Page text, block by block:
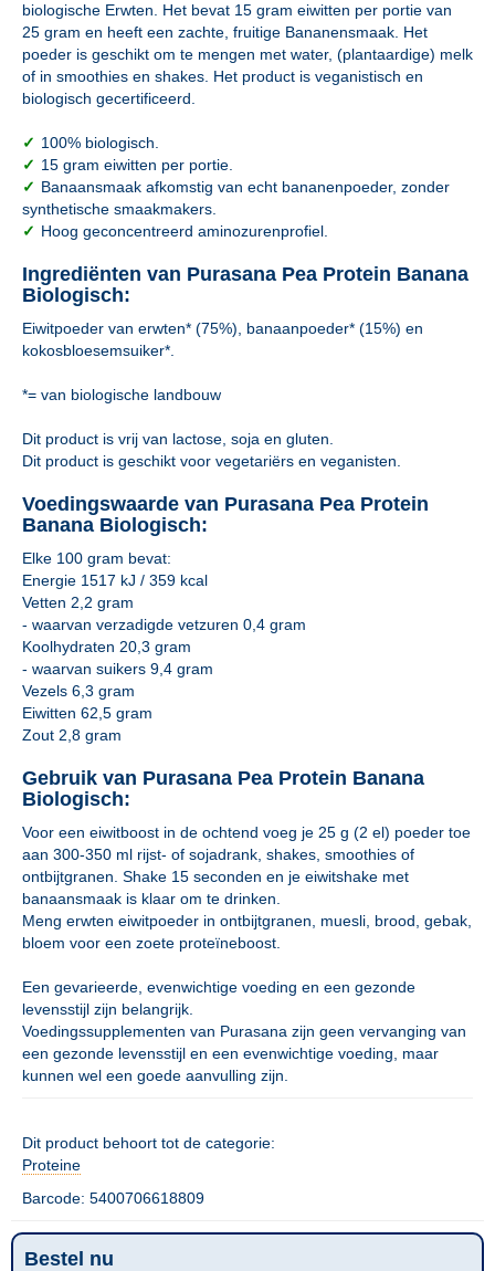
biologische Erwten. Het bevat 15 gram eiwitten per portie van
25 gram en heeft een zachte, fruitige Bananensmaak. Het
poeder is geschikt om te mengen met water, (plantaardige) melk
of in smoothies en shakes. Het product is veganistisch en
biologisch gecertificeerd.
✓ 100% biologisch.
✓ 15 gram eiwitten per portie.
✓ Banaansmaak afkomstig van echt bananenpoeder, zonder
synthetische smaakmakers.
✓ Hoog geconcentreerd aminozurenprofiel.
Ingrediënten van Purasana Pea Protein Banana
Biologisch:
Eiwitpoeder van erwten* (75%), banaanpoeder* (15%) en
kokosbloesemsuiker*.
*= van biologische landbouw
Dit product is vrij van lactose, soja en gluten.
Dit product is geschikt voor vegetariërs en veganisten.
Voedingswaarde van Purasana Pea Protein
Banana Biologisch:
Elke 100 gram bevat:
Energie 1517 kJ / 359 kcal
Vetten 2,2 gram
- waarvan verzadigde vetzuren 0,4 gram
Koolhydraten 20,3 gram
- waarvan suikers 9,4 gram
Vezels 6,3 gram
Eiwitten 62,5 gram
Zout 2,8 gram
Gebruik van Purasana Pea Protein Banana
Biologisch:
Voor een eiwitboost in de ochtend voeg je 25 g (2 el) poeder toe
aan 300-350 ml rijst- of sojadrank, shakes, smoothies of
ontbijtgranen. Shake 15 seconden en je eiwitshake met
banaansmaak is klaar om te drinken.
Meng erwten eiwitpoeder in ontbijtgranen, muesli, brood, gebak,
bloem voor een zoete proteïneboost.
Een gevarieerde, evenwichtige voeding en een gezonde
levensstijl zijn belangrijk.
Voedingssupplementen van Purasana zijn geen vervanging van
een gezonde levensstijl en een evenwichtige voeding, maar
kunnen wel een goede aanvulling zijn.
Dit product behoort tot de categorie:
Proteine
Barcode: 5400706618809
Bestel nu